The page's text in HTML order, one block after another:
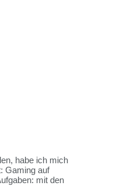
habe ich mich
Gaming auf
mit den